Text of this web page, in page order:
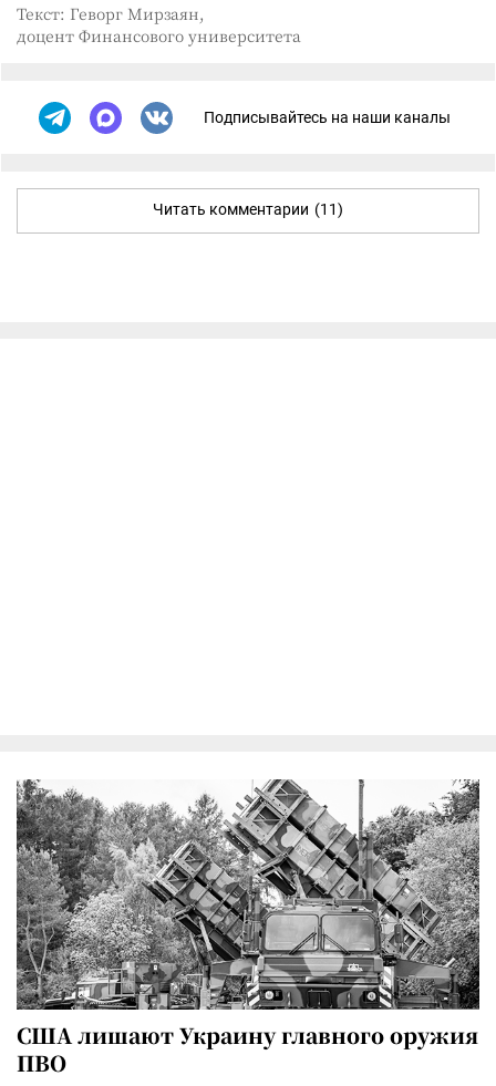
Текст: Геворг Мирзаян,
доцент Финансового университета
Подписывайтесь на наши каналы
Читать комментарии (11)
США лишают Украину главного оружия
ПВО